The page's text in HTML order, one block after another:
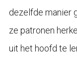
dezelfde manier
ze patronen
uit het hoofd te